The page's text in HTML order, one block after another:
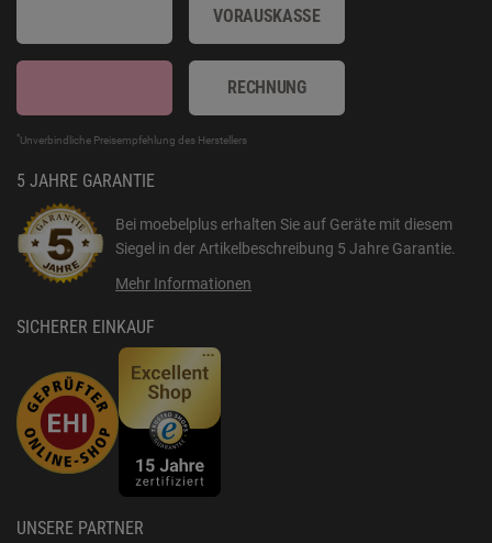
VORAUSKASSE
RECHNUNG
*Unverbindliche Preisempfehlung des Herstellers
5 JAHRE GARANTIE
Bei moebelplus erhalten Sie auf Geräte mit diesem
Siegel in der Artikelbeschreibung 5 Jahre Garantie.
Mehr Informationen
SICHERER EINKAUF
UNSERE PARTNER